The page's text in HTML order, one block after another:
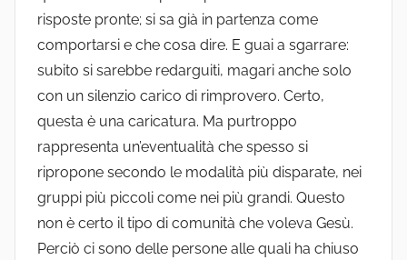
risposte pronte; si sa già in partenza come
comportarsi e che cosa dire. E guai a sgarrare:
subito si sarebbe redarguiti, magari anche solo
con un silenzio carico di rimprovero. Certo,
questa è una caricatura. Ma purtroppo
rappresenta un’eventualità che spesso si
ripropone secondo le modalità più disparate, nei
gruppi più piccoli come nei più grandi. Questo
non è certo il tipo di comunità che voleva Gesù.
Perciò ci sono delle persone alle quali ha chiuso